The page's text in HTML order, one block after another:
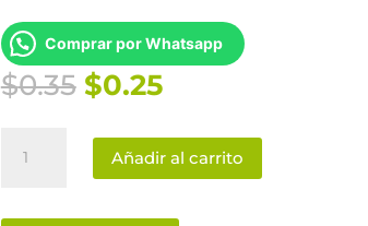
Comprar por Whatsapp
$0.35 El
precio
original
era:
$0.35.
$0.25El
actual
es:
$0.25.
para
de
Añadir al carrito